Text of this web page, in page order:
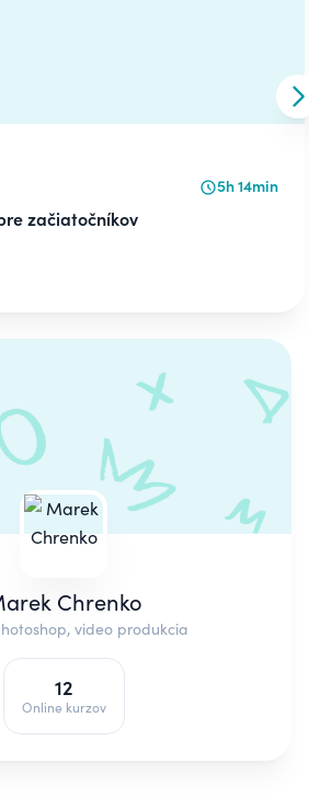
5h 14min
začiatočníkov
Chrenko
video produkcia
12
Online kurzov